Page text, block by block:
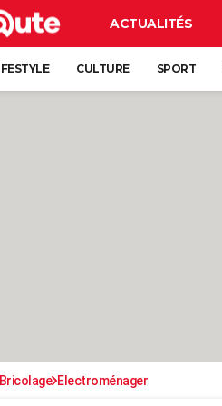
ACTUALITÉS
CULTURE SPORT
Electroménager